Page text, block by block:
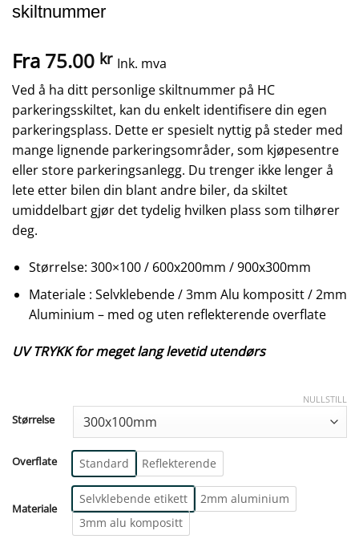
skiltnummer
Fra 75.00 kr Ink. mva
Ved å ha ditt personlige skiltnummer på HC
parkeringsskiltet, kan du enkelt identifisere din egen
parkeringsplass. Dette er spesielt nyttig på steder med
mange lignende parkeringsområder, som kjøpesentre
eller store parkeringsanlegg. Du trenger ikke lenger å
lete etter bilen din blant andre biler, da skiltet
umiddelbart gjør det tydelig hvilken plass som tilhører
deg.
Størrelse: 300×100 / 600x200mm / 900x300mm
Materiale : Selvklebende / 3mm Alu kompositt / 2mm
Aluminium – med og uten reflekterende overflate
UV TRYKK for meget lang levetid utendørs
Størrelse
Overflate Standard Reflekterende
Materiale
Selvklebende etikett
2mm aluminium
3mm alu kompositt
NULLSTILL